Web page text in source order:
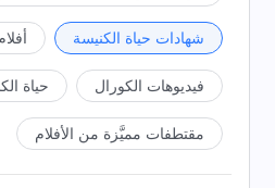
شهادات حياة الكنيسة
فيديوهات الكورال حياة
مقتطفات مميَّزة من الأفلام